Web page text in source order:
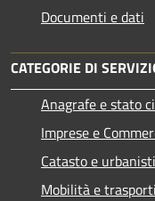
Documenti e dati
CATEGORIE DI
Anagrafe e stato
Imprese e
Catasto e
Mobilità e trasporti